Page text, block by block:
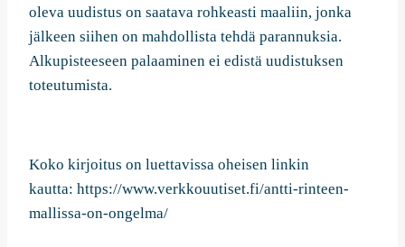
oleva uudistus on saatava rohkeasti maaliin, jonka
jälkeen siihen on mahdollista tehdä parannuksia.
Alkupisteeseen palaaminen ei edistä uudistuksen
toteutumista.
Koko kirjoitus on luettavissa oheisen linkin
kautta: https://www.verkkouutiset.fi/antti-rinteen-
mallissa-on-ongelma/